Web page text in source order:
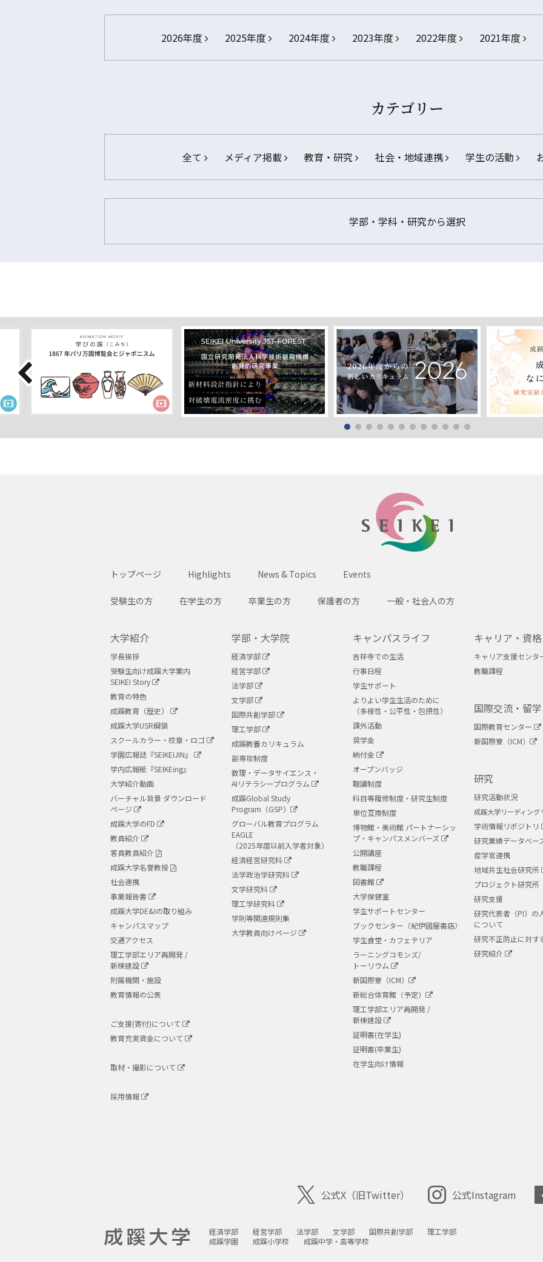
2026年度 2025年度 2024年度 2023年度 2022年度 2021年度
カテゴリー
全て メディア掲載 教育・研究 社会・地域連携 学生の活動
学部・学科・研究から選択
トップページ Highlights News & Topics Events
受験生の方 在学生の方 卒業生の方 保護者の方 一般・社会人の方
大学紹介
学長挨拶
受験生向け成蹊大学案内
SEIKEI Story
教育の特色
成蹊教育（歴史）
成蹊大学USR綱領
スクールカラー・校章・ロゴ
学園広報誌『SEIKEIJIN』
学内広報紙『SEIKEing』
大学紹介動画
バーチャル背景 ダウンロード
ページ
成蹊大学のFD
教員紹介
客員教員紹介
成蹊大学名誉教授
社会連携
事業報告書
成蹊大学DE&Iの取り組み
キャンパスマップ
交通アクセス
理工学部エリア再開発 /
新棟建設
附属機関・施設
教育情報の公表
ご支援(寄付)について
教育充実資金について
取材・撮影について
採用情報
学部・大学院
経済学部
経営学部
法学部
文学部
国際共創学部
理工学部
成蹊教養カリキュラム
副専攻制度
数理・データサイエンス・
AIリテラシープログラム
成蹊Global Study
Program（GSP）
グローバル教育プログラム
EAGLE
（2025年度以前入学者対象）
経済経営研究科
法学政治学研究科
文学研究科
理工学研究科
学則等関連規則集
大学教員向けページ
キャンパスライフ
吉祥寺での生活
行事日程
学生サポート
よりよい学生生活のために
（多様性・公平性・包摂性）
課外活動
奨学金
納付金
オープンバッジ
聴講制度
科目等履修制度・研究生制度
単位互換制度
博物館・美術館 パートナーシッ
プ・キャンパスメンバーズ
公開講座
教職課程
図書館
大学保健室
学生サポートセンター
ブックセンター（紀伊國屋書店）
学生食堂・カフェテリア
ラーニングコモンズ/
トーリウム
新国際寮（ICM）
新総合体育館（予定）
理工学部エリア再開発 /
新棟建設
証明書(在学生)
証明書(卒業生)
在学生向け情報
キャリア・資格
キャリア支援センタ
教職課程
国際交流・留学
国際教育センター
新国際寮（ICM）
研究
研究活動状況
成蹊大学リーディング
学術情報リポジトリ
研究業績データベー
産学官連携
地域共生社会研究所
プロジェクト研究所
研究支援
研究代表者（PI）の
について
研究不正防止に対す
研究紹介
公式X （旧Twitter） 公式Instagram
経済学部 経営学部 法学部 文学部 国際共創学部
理工学部
成蹊学園
成蹊小学校 成蹊中学・高等学校